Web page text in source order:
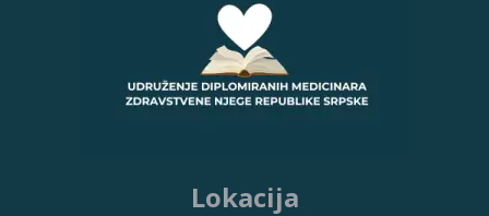
Lokacija